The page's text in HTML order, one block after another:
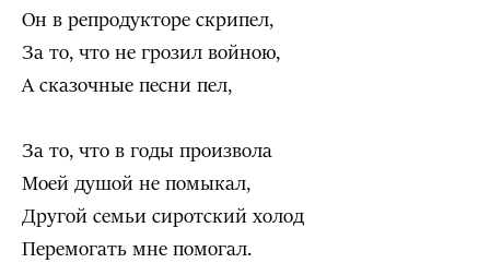
Он в репродукторе скрипел,
За то, что не грозил войною,
А сказочные песни пел,
За то, что в годы произвола
Моей душой не помыкал,
Другой семьи сиротский холод
Перемогать мне помогал.